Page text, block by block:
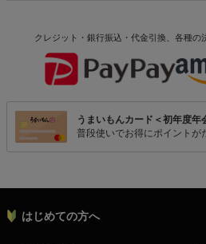
クレジット・銀行振込・代金引換、各種の
うまいもんカード＜初年度年
普段使いでお得にポイントが
はじめての方へ